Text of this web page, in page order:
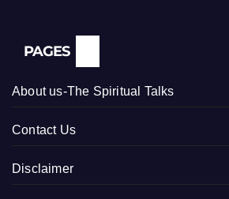
PAGES
About us-The Spiritual Talks
Contact Us
Disclaimer